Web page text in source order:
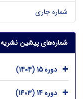
شماره جاری
شماره‌های پیشین نشریه
دوره 15 (1404)
دوره 14 (1403)